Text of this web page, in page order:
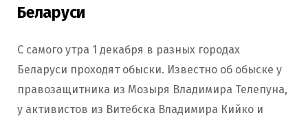
Беларуси
С самого утра 1 декабря в разных городах
Беларуси проходят обыски. Известно об обыске у
правозащитника из Мозыря Владимира Телепуна,
у активистов из Витебска Владимира Кийко и